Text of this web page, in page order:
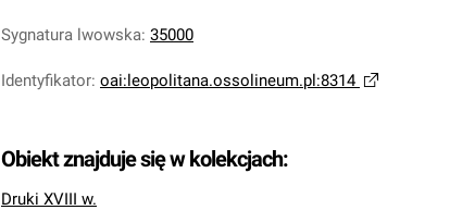
Sygnatura lwowska: 35000
Identyfikator: oai:leopolitana.ossolineum.pl:8314
Obiekt znajduje się w kolekcjach:
Druki XVIII w.